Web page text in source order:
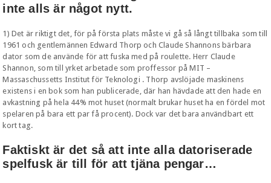
inte alls är något nytt.
1) Det är riktigt det, för på första plats måste vi gå så långt tillbaka som till
1961 och gentlemännen Edward Thorp och Claude Shannons bärbara
dator som de använde för att fuska med på roulette. Herr Claude
Shannon, som till yrket arbetade som proffessor på MIT –
Massaschussetts Institut för Teknologi . Thorp avslöjade maskinens
existens i en bok som han publicerade, där han hävdade att den hade en
avkastning på hela 44% mot huset (normalt brukar huset ha en fördel mot
spelaren på bara ett par få procent). Dock var det bara användbart ett
kort tag.
Faktiskt är det så att inte alla datoriserade
spelfusk är till för att tjäna pengar…